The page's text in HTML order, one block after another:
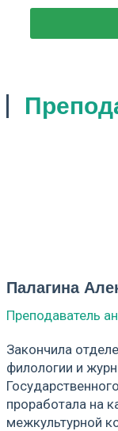
Палагина
Преподаватель
Закончила
филологии и
проработала на
межкультурной